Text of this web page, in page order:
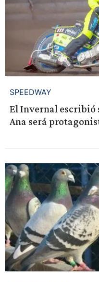
SPEEDWAY
El Invernal escribió
Ana será